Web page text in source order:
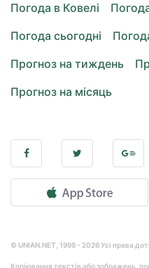
Погода в Ковелі
Погода сьогодні
Прогноз на тиждень
Прогноз на місяць
© UNIAN.NET, 1998 - 2026 Усі права
Копіювання текстів або зображень,